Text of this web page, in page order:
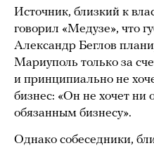
Источник, близкий к
говорил «Медузе», что
Александр Беглов
Мариуполь только за
и принципиально не
бизнес: «Он не хочет ни
обязанным бизнесу».
Однако собеседники,